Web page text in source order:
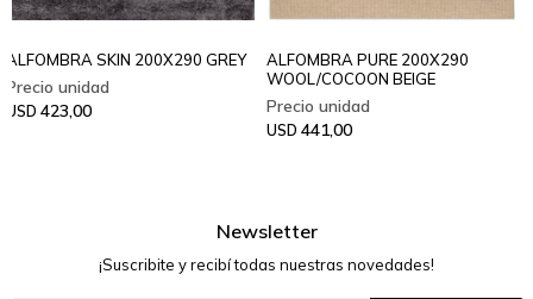
ALFOMBRA SKIN 200X290 GREY
USD 423,00
ALFOMBRA PURE 200X290
WOOL/COCOON BEIGE
USD 441,00
Newsletter
¡Suscribite y recibí todas nuestras novedades!